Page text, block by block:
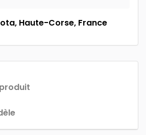
Haute-Corse, France